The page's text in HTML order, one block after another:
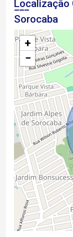
Localização
Sorocaba
+
−